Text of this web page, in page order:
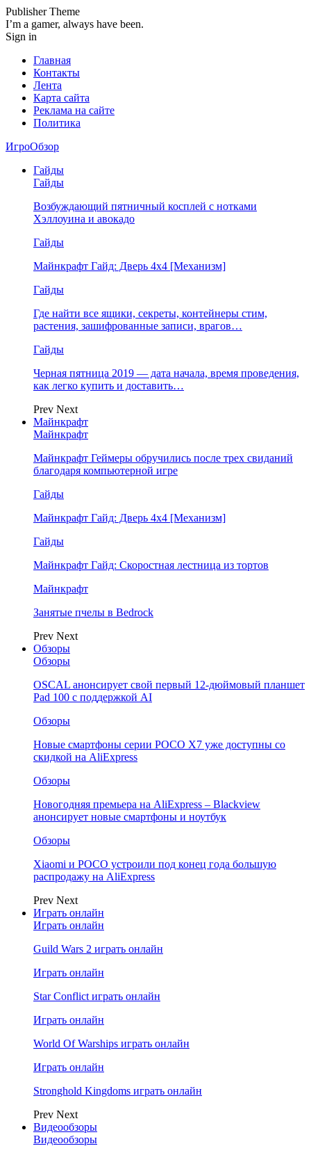
Publisher Theme
I’m a gamer, always have been.
Sign in
Главная
Контакты
Лента
Карта сайта
Реклама на сайте
Политика
ИгроОбзор
Гайды
Гайды
Возбуждающий пятничный косплей с нотками
Хэллоуина и авокадо
Гайды
Майнкрафт Гайд: Дверь 4х4 [Механизм]
Гайды
Где найти все ящики, секреты, контейнеры стим,
растения, зашифрованные записи, врагов…
Гайды
Черная пятница 2019 — дата начала, время проведения,
как легко купить и доставить…
Prev Next
Майнкрафт
Майнкрафт
Майнкрафт Геймеры обручились после трех свиданий
благодаря компьютерной игре
Гайды
Майнкрафт Гайд: Дверь 4х4 [Механизм]
Гайды
Майнкрафт Гайд: Скоростная лестница из тортов
Майнкрафт
Занятые пчелы в Bedrock
Prev Next
Обзоры
Обзоры
OSCAL анонсирует свой первый 12-дюймовый планшет
Pad 100 с поддержкой AI
Обзоры
Новые смартфоны серии POCO X7 уже доступны со
скидкой на AliExpress
Обзоры
Новогодняя премьера на AliExpress – Blackview
анонсирует новые смартфоны и ноутбук
Обзоры
Xiaomi и POCO устроили под конец года большую
распродажу на AliExpress
Prev Next
Играть онлайн
Играть онлайн
Guild Wars 2 играть онлайн
Играть онлайн
Star Conflict играть онлайн
Играть онлайн
World Of Warships играть онлайн
Играть онлайн
Stronghold Kingdoms играть онлайн
Prev Next
Видеообзоры
Видеообзоры